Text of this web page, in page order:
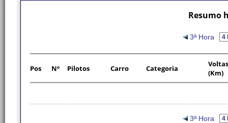
Resumo
3ª Hora
Pos Nº Pilotos Carro Categoria
Voltas
(Km)
3ª Hora